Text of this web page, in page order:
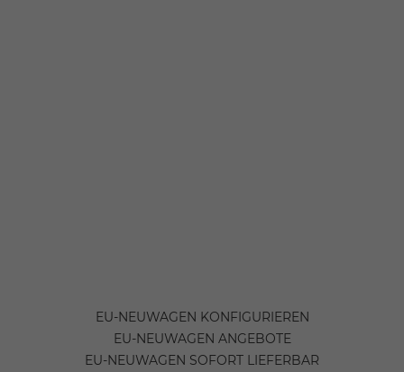
EU-NEUWAGEN KONFIGURIEREN
EU-NEUWAGEN ANGEBOTE
EU-NEUWAGEN SOFORT LIEFERBAR